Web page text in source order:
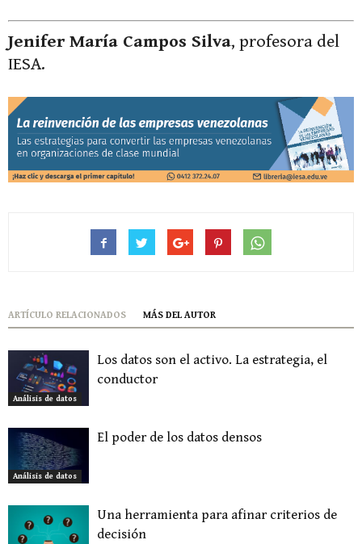
Jenifer María Campos Silva, profesora del
IESA.
ARTÍCULO RELACIONADOS MÁS DEL AUTOR
Análisis de datos
Los datos son el activo. La estrategia, el
conductor
Análisis de datos
El poder de los datos densos
Una herramienta para afinar criterios de
decisión